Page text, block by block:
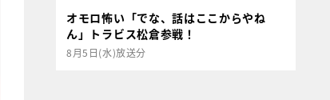
オモロ怖い「でな、話はここからやね
ん」トラビス松倉参戦！
8月5日(水)放送分